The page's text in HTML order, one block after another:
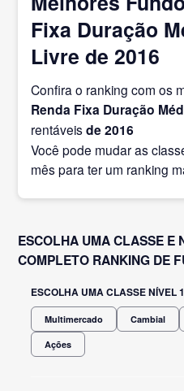
Fixa Duração
Livre de 2016
Confira o ranking com os
Renda Fixa Duração
rentáveisde 2016
Você pode mudar as
mês para ter um ranking
ESCOLHA UMA CLASSE E
COMPLETO RANKING DE
ESCOLHA UMA CLASSE NÍVEL 1
Multimercado Cambial
Ações